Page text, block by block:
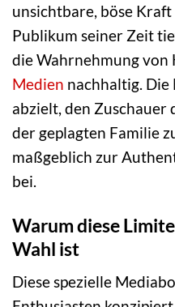
unsichtbare, böse
Publikum seiner Zeit
die Wahrnehmung von
Medien nachhaltig. Die
abzielt, den
der geplagten Familie
maßgeblich zur
bei.
Warum diese
Wahl ist
Diese spezielle